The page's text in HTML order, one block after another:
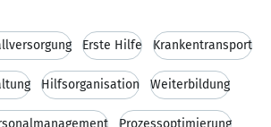
Erste Hilfe Krankentransport
Hilfsorganisation Weiterbildung
Prozessoptimierung